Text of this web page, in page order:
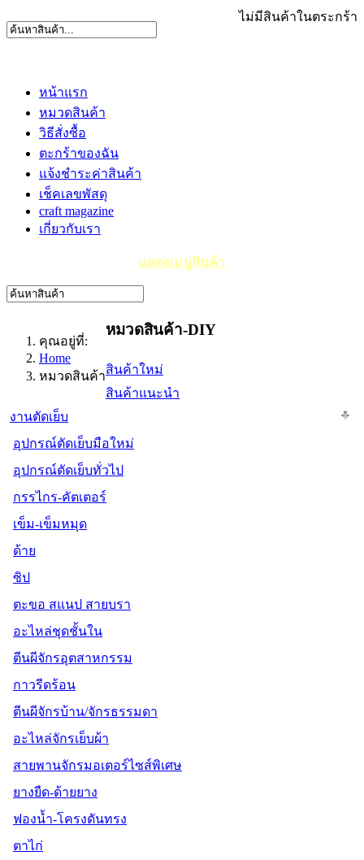
ไม่มีสินค้าในตระกร้า
หน้าแรก
หมวดสินค้า
วิธีสั่งซื้อ
ตะกร้าของฉัน
แจ้งชำระค่าสินค้า
เช็คเลขพัสดุ
craft magazine
เกี่ยวกับเรา
แสดงเมนูสินค้า
คุณอยู่ที่:
Home
หมวดสินค้า
หมวดสินค้า-DIY
สินค้าใหม่
สินค้าแนะนำ
งานตัดเย็บ
อุปกรณ์ตัดเย็บมือใหม่
อุปกรณ์ตัดเย็บทั่วไป
กรรไกร-คัตเตอร์
เข็ม-เข็มหมุด
ด้าย
ซิป
ตะขอ สแนป สายบรา
อะไหล่ชุดชั้นใน
ตีนผีจักรอุตสาหกรรม
กาวรีดร้อน
ตีนผีจักรบ้าน/จักรธรรมดา
อะไหล่จักรเย็บผ้า
สายพานจักรมอเตอร์ไซส์พิเศษ
ยางยืด-ด้ายยาง
ฟองน้ำ-โครงดันทรง
ตาไก่